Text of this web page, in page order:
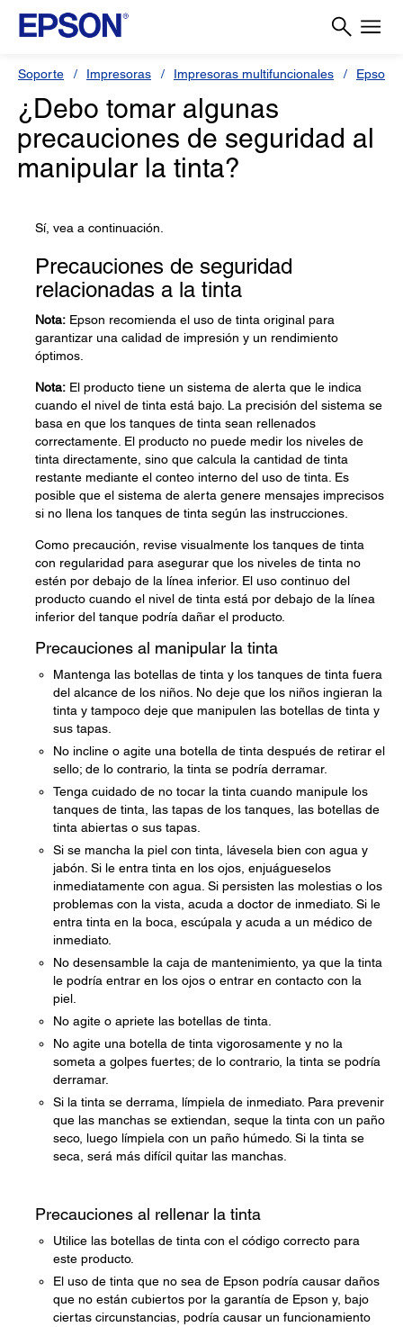
Soporte Impresoras Impresoras multifuncionales Epson L
¿Debo tomar algunas
precauciones de seguridad al
manipular la tinta?
Sí, vea a continuación.
Precauciones de seguridad
relacionadas a la tinta
Nota: Epson recomienda el uso de tinta original para
garantizar una calidad de impresión y un rendimiento
óptimos.
Nota: El producto tiene un sistema de alerta que le indica
cuando el nivel de tinta está bajo. La precisión del sistema se
basa en que los tanques de tinta sean rellenados
correctamente. El producto no puede medir los niveles de
tinta directamente, sino que calcula la cantidad de tinta
restante mediante el conteo interno del uso de tinta. Es
posible que el sistema de alerta genere mensajes imprecisos
si no llena los tanques de tinta según las instrucciones.
Como precaución, revise visualmente los tanques de tinta
con regularidad para asegurar que los niveles de tinta no
estén por debajo de la línea inferior. El uso continuo del
producto cuando el nivel de tinta está por debajo de la línea
inferior del tanque podría dañar el producto.
Precauciones al manipular la tinta
Mantenga las botellas de tinta y los tanques de tinta fuera
del alcance de los niños. No deje que los niños ingieran la
tinta y tampoco deje que manipulen las botellas de tinta y
sus tapas.
No incline o agite una botella de tinta después de retirar el
sello; de lo contrario, la tinta se podría derramar.
Tenga cuidado de no tocar la tinta cuando manipule los
tanques de tinta, las tapas de los tanques, las botellas de
tinta abiertas o sus tapas.
Si se mancha la piel con tinta, lávesela bien con agua y
jabón. Si le entra tinta en los ojos, enjuágueselos
inmediatamente con agua. Si persisten las molestias o los
problemas con la vista, acuda a doctor de inmediato. Si le
entra tinta en la boca, escúpala y acuda a un médico de
inmediato.
No desensamble la caja de mantenimiento, ya que la tinta
le podría entrar en los ojos o entrar en contacto con la
piel.
No agite o apriete las botellas de tinta.
No agite una botella de tinta vigorosamente y no la
someta a golpes fuertes; de lo contrario, la tinta se podría
derramar.
Si la tinta se derrama, límpiela de inmediato. Para prevenir
que las manchas se extiendan, seque la tinta con un paño
seco, luego límpiela con un paño húmedo. Si la tinta se
seca, será más difícil quitar las manchas.
Precauciones al rellenar la tinta
Utilice las botellas de tinta con el código correcto para
este producto.
El uso de tinta que no sea de Epson podría causar daños
que no están cubiertos por la garantía de Epson y, bajo
ciertas circunstancias, podría causar un funcionamiento